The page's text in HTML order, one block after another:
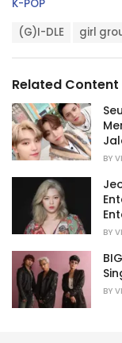
r
i
e
s
:
K-POP
:
(G)I-DLE girl
Related Content
BY
BY
BY